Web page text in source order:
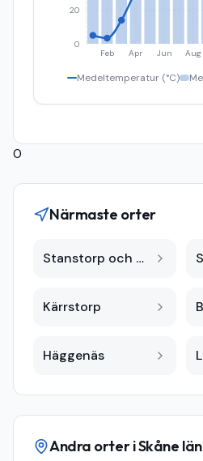
Feb Apr Jun Aug
0
20
Medeltemperatur (°C)
0
Närmaste orter
Stanstorp och Ormanäs
Kärrstorp
Häggenäs
Andra orter iSkåne län